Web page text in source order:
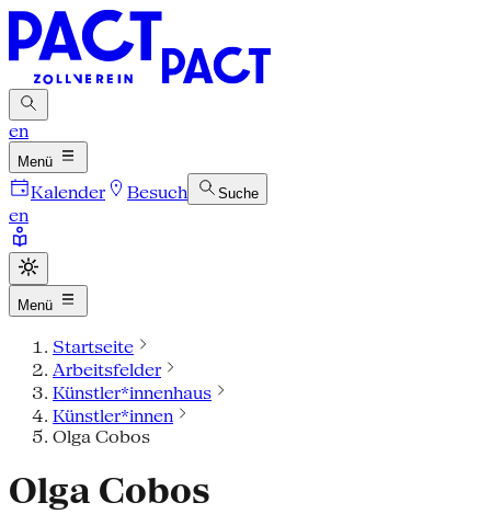
en
Menü
Kalender Besuch Suche
en
Menü
Startseite
Arbeitsfelder
Künstler*innenhaus
Künstler*innen
Olga Cobos
Olga Cobos